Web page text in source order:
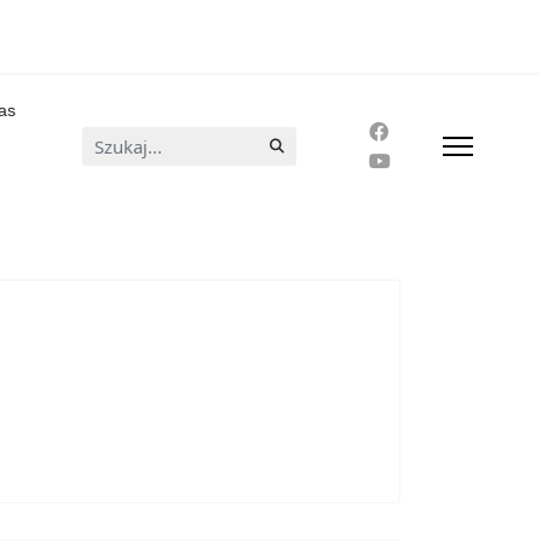
Szukaj...